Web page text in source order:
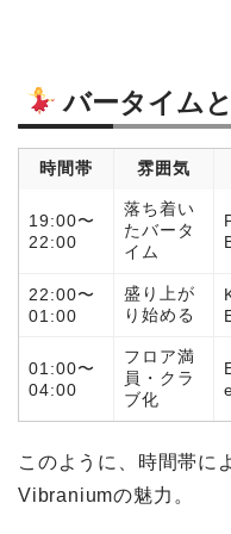
バータイム
時間帯 雰囲気
19:00〜
22:00
落ち着い
たバータ
イム
22:00〜
01:00
盛り上が
り始める
01:00〜
04:00
フロア満
員・クラ
ブ化
このように、時間帯に
Vibraniumの魅力。